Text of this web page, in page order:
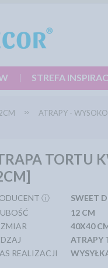
STREFA
ATRAPY -
TORTU
ⓘ
SWEET
12 CM
40X40
ATRAPY
REALIZACJI